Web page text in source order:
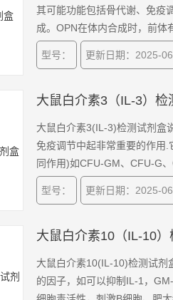
其可能功能包括骨代谢、免疫
成。OPN在体内合成时，前体
分子量从33-75KDa。
型号：
更新日期：2025-
大鼠白介素3（IL-3）检
大鼠白介素3(IL-3)检测试剂盒
免疫调节中起非常重要的作用
同作用)如CFU-GM、CFU-G
合应用可增加化疗后肿瘤病人
型号：
更新日期：2025-
大鼠白介素10（IL-10
大鼠白介素10(IL-10)检测试剂
的因子，如可以抑制IL-1，